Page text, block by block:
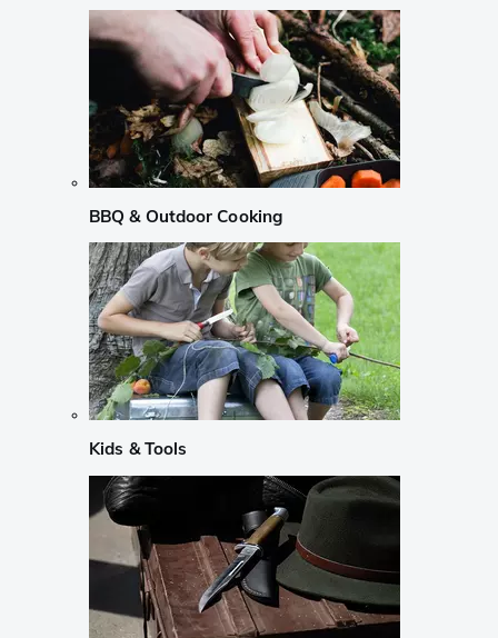
BBQ & Outdoor Cooking
Kids & Tools